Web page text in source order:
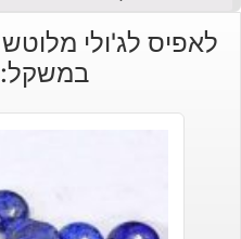
במשקל: 5.9 קרט